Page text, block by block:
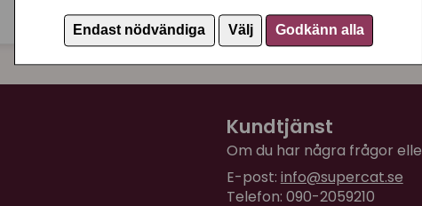
Endast nödvändiga Välj Godkänn alla
Kundtjänst
Om du har några frågor
E-post: info@supercat.se
Telefon: 090-2059210